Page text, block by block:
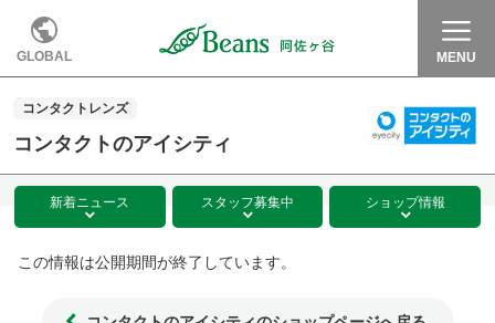
GLOBAL MENU
コンタクトレンズ
コンタクトのアイシティ
新着ニュース スタッフ募集中 ショップ情報
この情報は公開期間が終了しています。